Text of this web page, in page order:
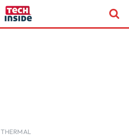
THERMAL